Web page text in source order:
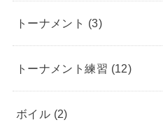
トーナメント (3)
トーナメント練習 (12)
ボイル (2)